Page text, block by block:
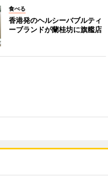
食べる
香港発のヘルシーバブルティ
ーブランドが蘭桂坊に旗艦店